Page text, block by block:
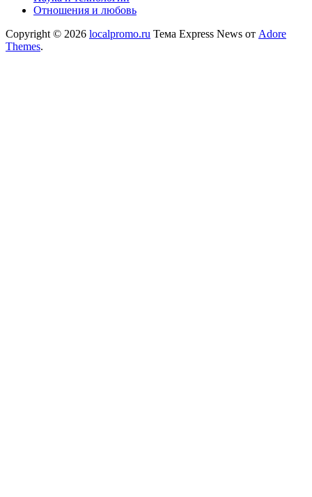
Отношения и любовь
Copyright © 2026 localpromo.ru Тема Express News от Adore
Themes.